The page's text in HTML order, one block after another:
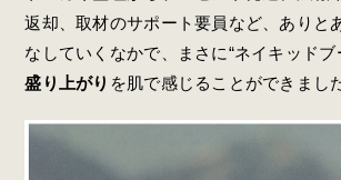
返却、取材のサポート要員など、ありと
なしていくなかで、まさに“ネイキッドブ
盛り上がり を肌で感じることができまし